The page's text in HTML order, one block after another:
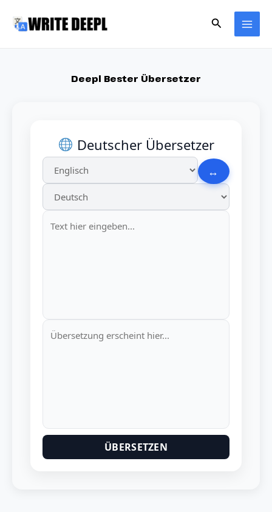
Search
Deepl Bester Übersetzer
Deutscher Übersetzer
↔
ÜBERSETZEN